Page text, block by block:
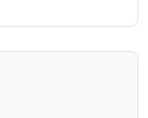
ยออนไลน์มา 6 เดือน
ปี จัดงาน “10mois